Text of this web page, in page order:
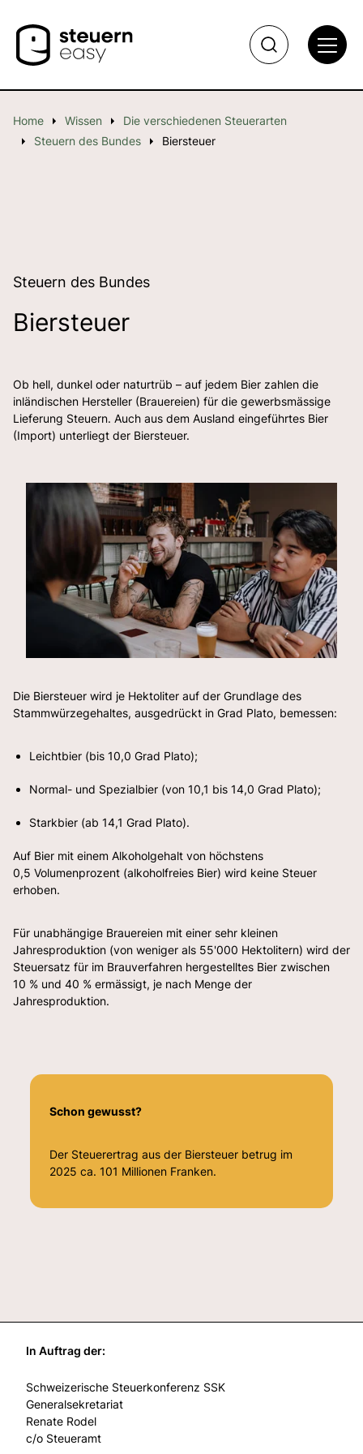
Home Wissen
Die verschiedenen Steuerarten
Steuern des Bundes
Biersteuer
Biersteuer
Steuern des Bundes
Ob hell, dunkel oder naturtrüb – auf jedem Bier zahlen die
inländischen Hersteller (Brauereien) für die gewerbsmässige
Lieferung Steuern. Auch aus dem Ausland eingeführtes Bier
(Import) unterliegt der Biersteuer.
Die Biersteuer wird je Hektoliter auf der Grundlage des
Stammwürzegehaltes, ausgedrückt in Grad Plato, bemessen:
Leichtbier (bis 10,0 Grad Plato);
Normal- und Spezialbier (von 10,1 bis 14,0 Grad Plato);
Starkbier (ab 14,1 Grad Plato).
Auf Bier mit einem Alkoholgehalt von höchstens
0,5 Volumenprozent (alkoholfreies Bier) wird keine Steuer
erhoben.
Für unabhängige Brauereien mit einer sehr kleinen
Jahresproduktion (von weniger als 55'000 Hektolitern) wird der
Steuersatz für im Brauverfahren hergestelltes Bier zwischen
10 % und 40 % ermässigt, je nach Menge der
Jahresproduktion.
Schon gewusst?
Der Steuerertrag aus der Biersteuer betrug im
2025 ca. 101 Millionen Franken.
In Auftrag der:
Schweizerische Steuerkonferenz SSK
Generalsekretariat
Renate Rodel
c/o Steueramt